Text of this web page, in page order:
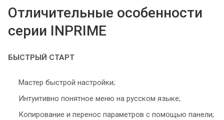
Отличительные особенности
серии INPRIME
БЫСТРЫЙ СТАРТ
Мастер быстрой настройки;
Интуитивно понятное меню на русском языке;
Копирование и перенос параметров с помощью панели;